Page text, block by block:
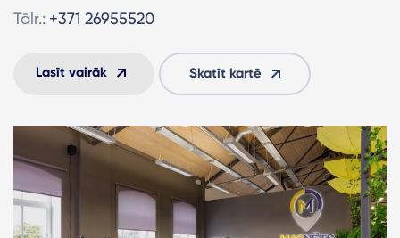
Tālr.: +371 26955520
Lasīt vairāk Skatīt kartē